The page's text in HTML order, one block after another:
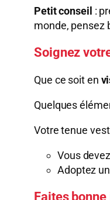
Petit conseil :
monde, pensez
Soignez
Que ce soit en
Quelques
Votre tenue
Vous
Adoptez
Faites